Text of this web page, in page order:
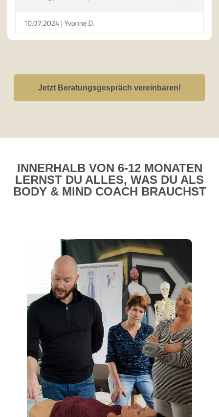
Jetzt Beratungsgespräch vereinbaren!
INNERHALB VON 6-12 MONATEN
LERNST DU ALLES, WAS DU ALS
BODY & MIND COACH BRAUCHST